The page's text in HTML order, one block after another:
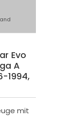
Evo
A
1994,
mit